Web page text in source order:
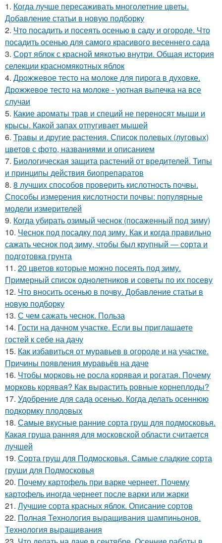
1. Когда лучше пересаживать многолетние цветы.
Добавление статьи в новую подборку
2. Что посадить и посеять осенью в саду и огороде. Что
посадить осенью для самого красивого весеннего сада
3. Сорт яблок с красной мякотью внутри. Общая история
селекции красномякотных яблок
4. Дрожжевое тесто на молоке для пирога в духовке.
Дрожжевое тесто на молоке - уютная выпечка на все
случаи
5. Какие ароматы трав и специй не переносят мыши и
крысы. Какой запах отпугивает мышей
6. Травы и другие растения. Список полевых (луговых)
цветов с фото, названиями и описанием
7. Биологическая защита растений от вредителей. Типы
и принципы действия биопрепаратов
8. 8 лучших способов проверить кислотность почвы.
Способы измерения кислотности почвы: популярные
модели измерителей
9. Когда убирать озимый чеснок (посаженный под зиму)
10. Чеснок под посадку под зиму. Как и когда правильно
сажать чеснок под зиму, чтобы был крупный — сорта и
подготовка грунта
11. 20 цветов которые можно посеять под зиму.
Примерный список однолетников и советы по их посеву
12. Что вносить осенью в почву. Добавление статьи в
новую подборку
13. С чем сажать чеснок. Польза
14. Гости на дачном участке. Если вы приглашаете
гостей к себе на дачу
15. Как избавиться от муравьев в огороде и на участке.
Причины появления муравьёв на даче
16. Чтобы морковь не росла корявая и рогатая. Почему
морковь корявая? Как вырастить ровные корнеплоды?
17. Удобрение для сада осенью. Когда делать осеннюю
подкормку плодовых
18. Самые вкусные ранние сорта груш для подмосковья.
Какая груша ранняя для московской области считается
лучшей
19. Сорта груш для Подмосковья. Самые сладкие сорта
груши для Подмосковья
20. Почему картофель при варке чернеет. Почему
картофель иногда чернеет после варки или жарки
21. Лучшие сорта красных яблок. Описание сортов
22. Полная Технология выращивания шампиньонов.
Технология выращивания